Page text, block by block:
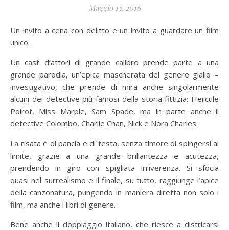
Maggio 15, 2016
Un invito a cena con delitto e un invito a guardare un film
unico.
Un cast d’attori di grande calibro prende parte a una
grande parodia, un’epica mascherata del genere giallo –
investigativo, che prende di mira anche singolarmente
alcuni dei detective più famosi della storia fittizia: Hercule
Poirot, Miss Marple, Sam Spade, ma in parte anche il
detective Colombo, Charlie Chan, Nick e Nora Charles.
La risata è di pancia e di testa, senza timore di spingersi al
limite, grazie a una grande brillantezza e acutezza,
prendendo in giro con spigliata irriverenza. Si sfocia
quasi nel surrealismo e il finale, su tutto, raggiunge l’apice
della canzonatura, pungendo in maniera diretta non solo i
film, ma anche i libri di genere.
Bene anche il doppiaggio italiano, che riesce a districarsi